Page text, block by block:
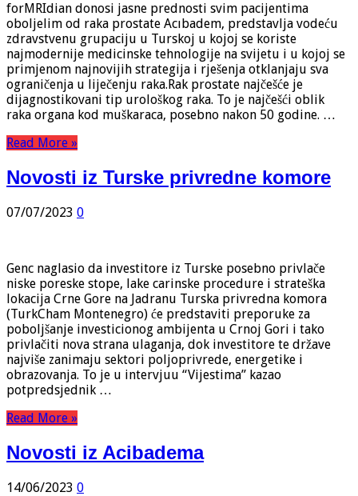
forMRIdian donosi jasne prednosti svim pacijentima
oboljelim od raka prostate Acıbadem, predstavlja vodeću
zdravstvenu grupaciju u Turskoj u kojoj se koriste
najmodernije medicinske tehnologije na svijetu i u kojoj se
primjenom najnovijih strategija i rješenja otklanjaju sva
ograničenja u liječenju raka.Rak prostate najčešće je
dijagnostikovani tip urološkog raka. To je najčešći oblik
raka organa kod muškaraca, posebno nakon 50 godine. …
Read More »
Novosti iz Turske privredne komore
07/07/2023 0
Genc naglasio da investitore iz Turske posebno privlače
niske poreske stope, lake carinske procedure i strateška
lokacija Crne Gore na Jadranu Turska privredna komora
(TurkCham Montenegro) će predstaviti preporuke za
poboljšanje investicionog ambijenta u Crnoj Gori i tako
privlačiti nova strana ulaganja, dok investitore te države
najviše zanimaju sektori poljoprivrede, energetike i
obrazovanja. To je u intervjuu “Vijestima” kazao
potpredsjednik …
Read More »
Novosti iz Acibadema
14/06/2023 0